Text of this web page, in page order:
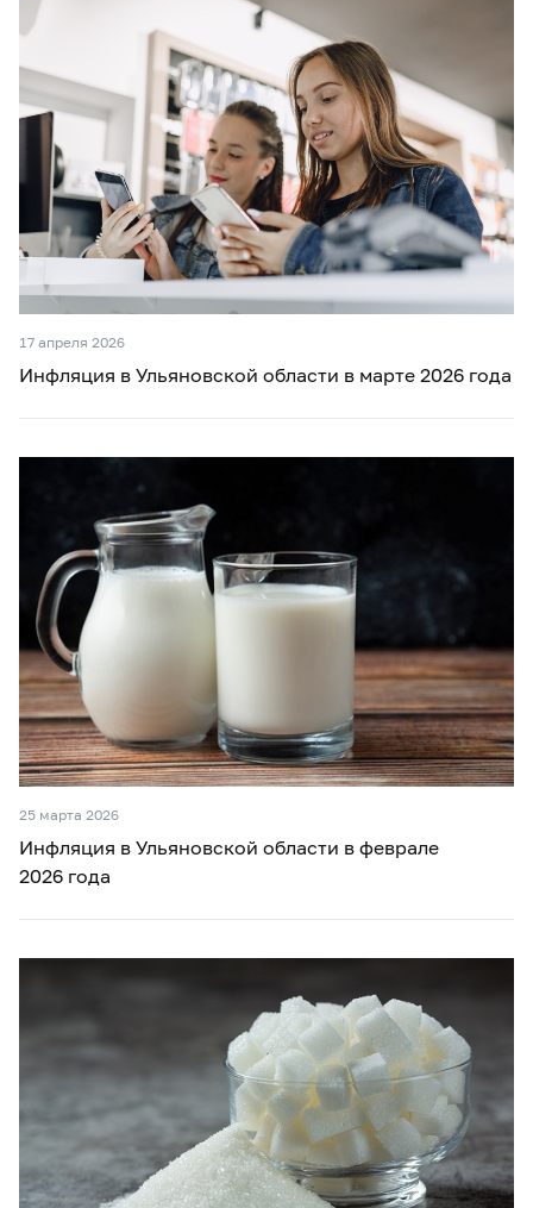
17 апреля 2026
Инфляция в Ульяновской области в марте 2026 года
25 марта 2026
Инфляция в Ульяновской области в феврале
2026 года